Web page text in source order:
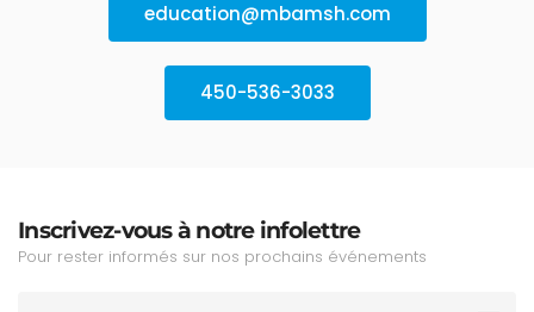
education@mbamsh.com
450-536-3033
Inscrivez-vous à notre infolettre
Pour rester informés sur nos prochains événements